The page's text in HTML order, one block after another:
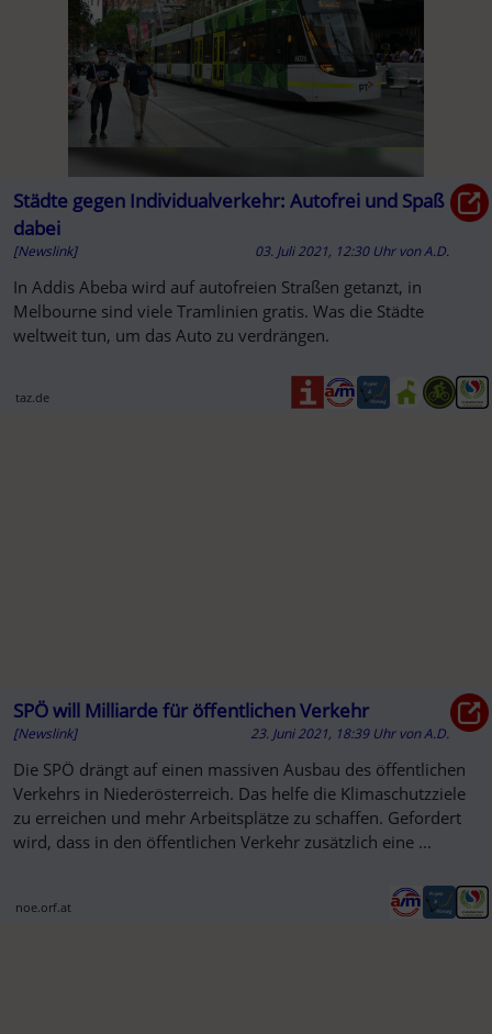
Städte gegen Individualverkehr: Autofrei und Spaß
dabei
[Newslink] 03. Juli 2021, 12:30 Uhr vonA.D.
In Addis Abeba wird auf autofreien Straßen getanzt, in
Melbourne sind viele Tramlinien gratis. Was die Städte
weltweit tun, um das Auto zu verdrängen.
taz.de
SPÖ will Milliarde für öffentlichen Verkehr
[Newslink] 23. Juni 2021, 18:39 Uhr vonA.D.
Die SPÖ drängt auf einen massiven Ausbau des öffentlichen
Verkehrs in Niederösterreich. Das helfe die Klimaschutzziele
zu erreichen und mehr Arbeitsplätze zu schaffen. Gefordert
wird, dass in den öffentlichen Verkehr zusätzlich eine ...
noe.orf.at